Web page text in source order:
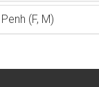
(F, M)